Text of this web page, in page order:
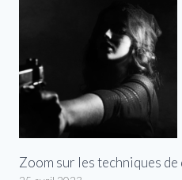
Zoom sur les techniques